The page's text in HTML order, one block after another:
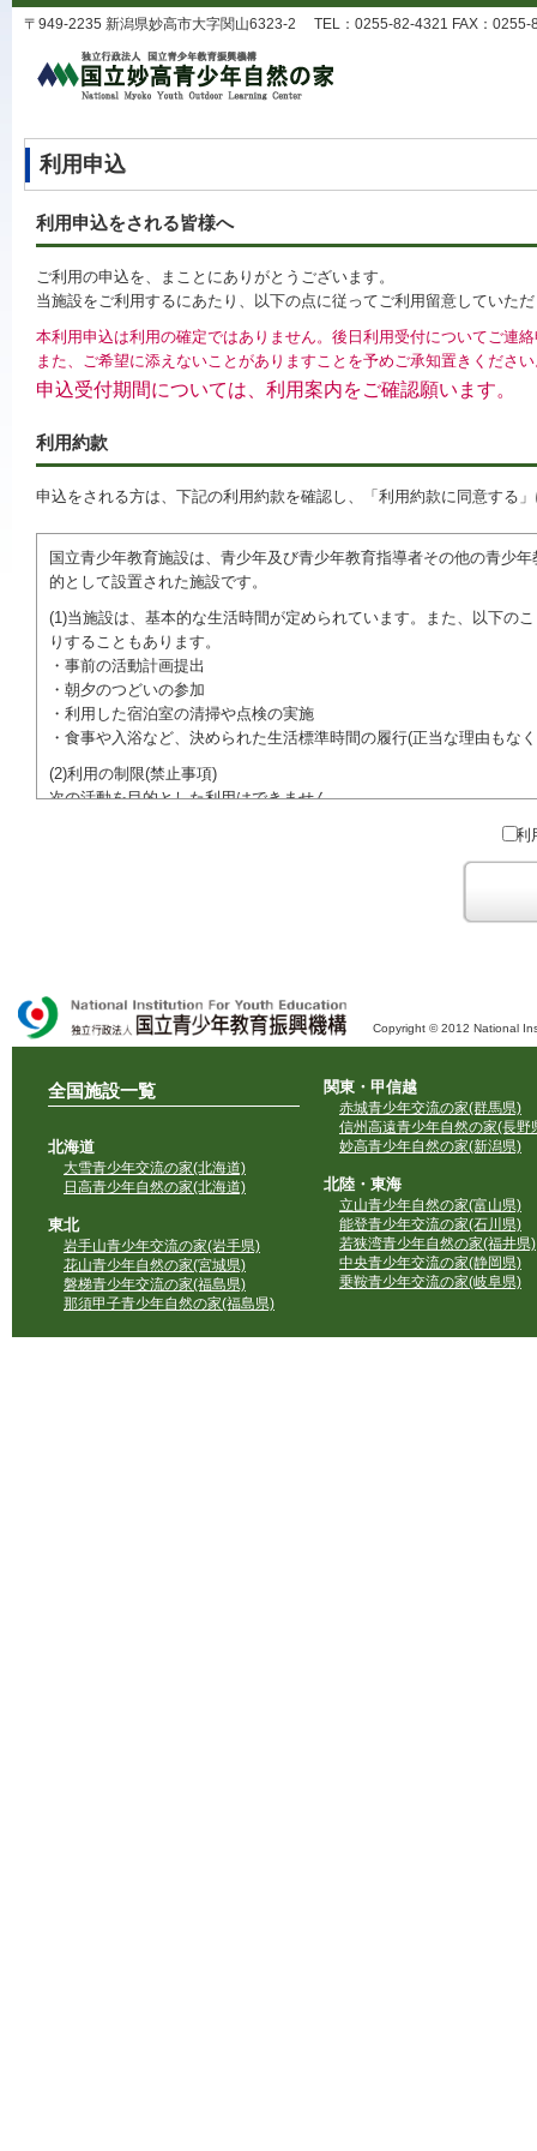
〒949-2235 新潟県妙高市大字関山6323-2 TEL：0255-82-4321 FAX：0255-
利用申込
利用申込をされる皆様へ
ご利用の申込を、まことにありがとうございます。
当施設をご利用するにあたり、以下の点に従ってご利用留意していた
本利用申込は利用の確定ではありません。後日利用受付についてご連
また、ご希望に添えないことがありますことを予めご承知置きくださ
申込受付期間については、利用案内をご確認願います。
利用約款
申込をされる方は、下記の利用約款を確認し、「利用約款に同意する
国立青少年教育施設は、青少年及び青少年教育指導者その他の青少
的として設置された施設です。
(1)当施設は、基本的な生活時間が定められています。また、以下の
りすることもあります。
・事前の活動計画提出
・朝夕のつどいの参加
・利用した宿泊室の清掃や点検の実施
・食事や入浴など、決められた生活標準時間の履行(正当な理由も
(2)利用の制限(禁止事項)
次の活動を目的とした利用はできません。
●特定の政党を支持、またはこれに反対するための政治教育その他の
●特定の宗教を支持、またはこれに反対するための宗教教育その他
域での勧誘活動を行ったり、自らの団体の活動をアピールする活動等)
利
Copyright © 2012 National
全国施設一覧
北海道
大雪青少年交流の家(北海道)
日高青少年自然の家(北海道)
東北
岩手山青少年交流の家(岩手県)
花山青少年自然の家(宮城県)
磐梯青少年交流の家(福島県)
那須甲子青少年自然の家(福島県)
関東・甲信越
赤城青少年交流の家(群馬県)
信州高遠青少年自然の家(長野
妙高青少年自然の家(新潟県)
北陸・東海
立山青少年自然の家(富山県)
能登青少年交流の家(石川県)
若狭湾青少年自然の家(福井県)
中央青少年交流の家(静岡県)
乗鞍青少年交流の家(岐阜県)